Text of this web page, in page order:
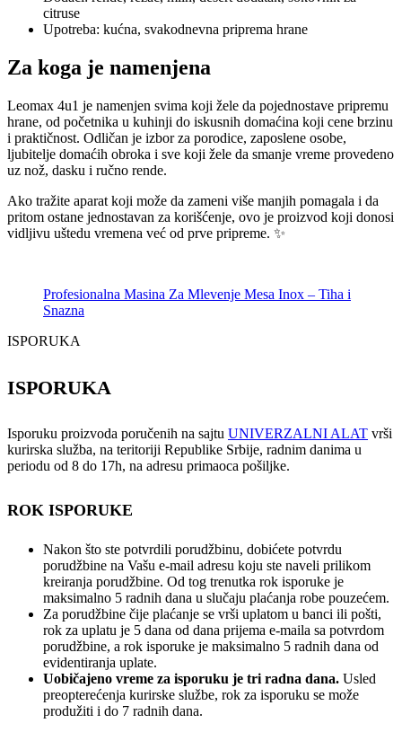
citruse
Upotreba: kućna, svakodnevna priprema hrane
Za koga je namenjena
Leomax 4u1 je namenjen svima koji žele da pojednostave pripremu
hrane, od početnika u kuhinji do iskusnih domaćina koji cene brzinu
i praktičnost. Odličan je izbor za porodice, zaposlene osobe,
ljubitelje domaćih obroka i sve koji žele da smanje vreme provedeno
uz nož, dasku i ručno rende.
Ako tražite aparat koji može da zameni više manjih pomagala i da
pritom ostane jednostavan za korišćenje, ovo je proizvod koji donosi
vidljivu uštedu vremena već od prve pripreme. ✨
Profesionalna Masina Za Mlevenje Mesa Inox – Tiha i
Snazna
ISPORUKA
ISPORUKA
Isporuku proizvoda poručenih na sajtu UNIVERZALNI ALAT vrši
kurirska služba, na teritoriji Republike Srbije, radnim danima u
periodu od 8 do 17h, na adresu primaoca pošiljke.
ROK ISPORUKE
Nakon što ste potvrdili porudžbinu, dobićete potvrdu
porudžbine na Vašu e-mail adresu koju ste naveli prilikom
kreiranja porudžbine. Od tog trenutka rok isporuke je
maksimalno 5 radnih dana u slučaju plaćanja robe pouzećem.
Za porudžbine čije plaćanje se vrši uplatom u banci ili pošti,
rok za uplatu je 5 dana od dana prijema e-maila sa potvrdom
porudžbine, a rok isporuke je maksimalno 5 radnih dana od
evidentiranja uplate.
Uobičajeno vreme za isporuku je tri radna dana. Usled
preopterećenja kurirske službe, rok za isporuku se može
produžiti i do 7 radnih dana.